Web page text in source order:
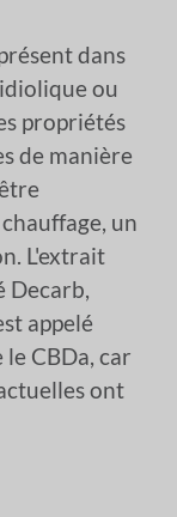
dans
ou
propriétés
de manière
un
L'extrait
Decarb,
appelé
le CBDa, car
ont